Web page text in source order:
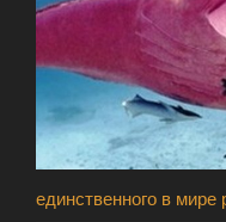
единственного в мире